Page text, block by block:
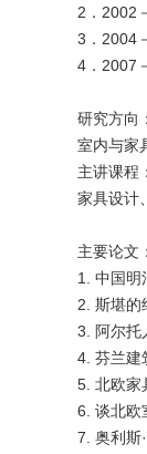
2．2002
3．2004
4．2007
研究方向：
室内与家
主讲课程：
家具设计
主要论文：
1. 中国明
2. 斯堪的
3. 阿尔托
4. 芬兰建
5. 北欧家
6. 谈北欧
7. 奥利斯